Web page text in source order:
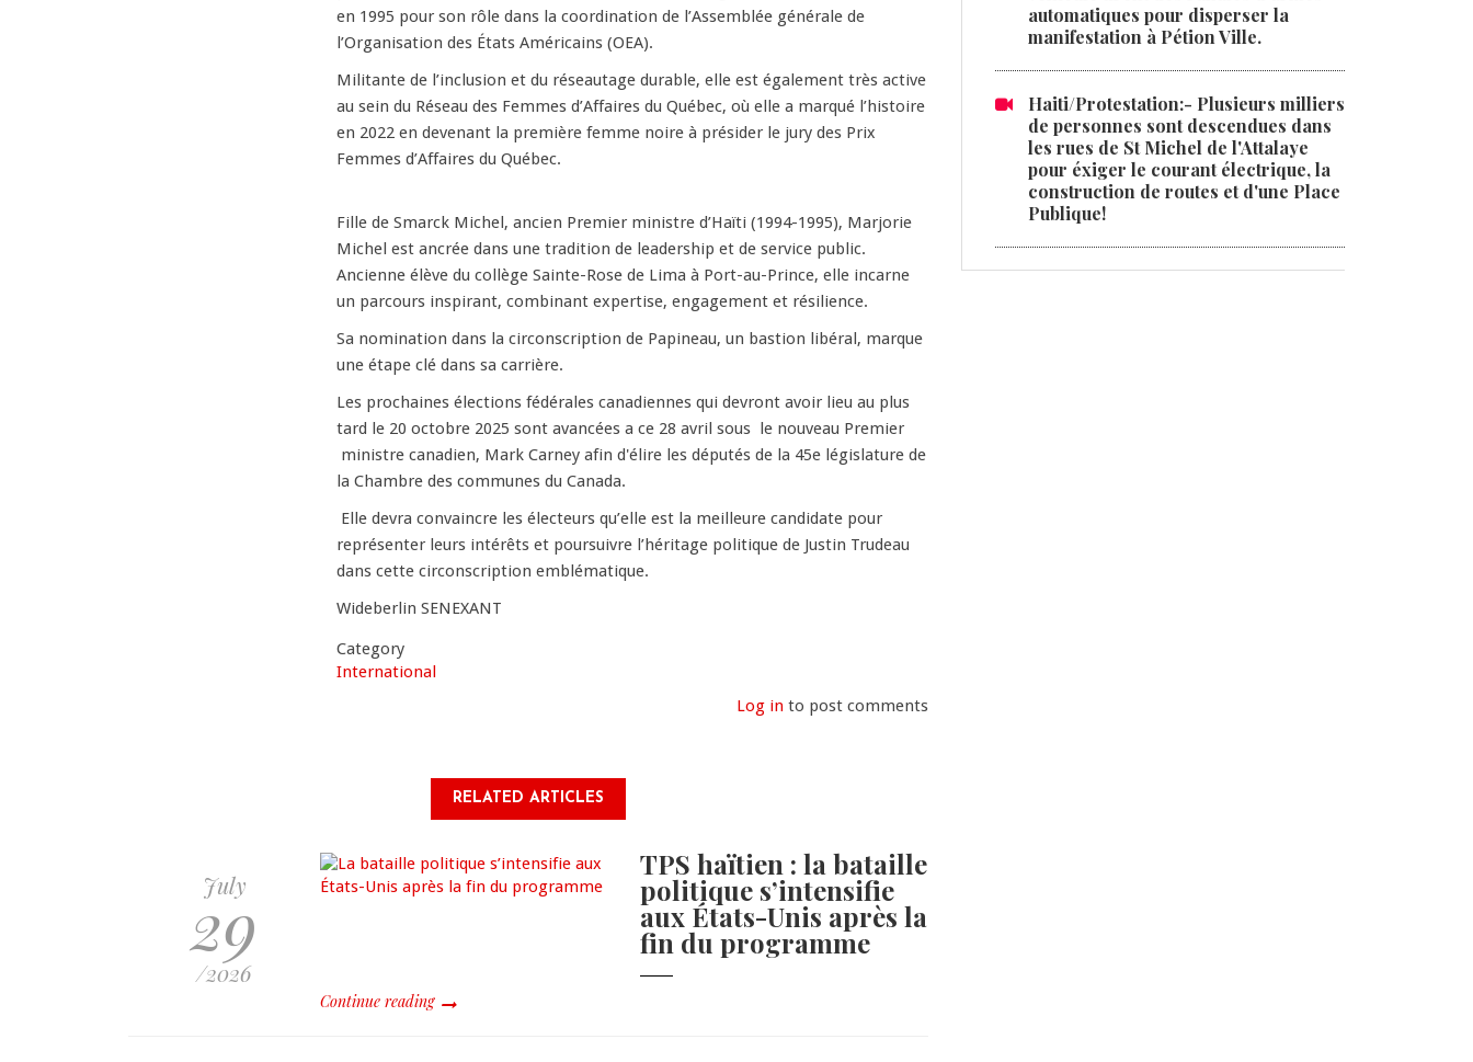
en 1995 pour son rôle dans la coordination de l’Assemblée générale de
l’Organisation des États Américains (OEA).
Militante de l’inclusion et du réseautage durable, elle est également très active
au sein du Réseau des Femmes d’Affaires du Québec, où elle a marqué l’histoire
en 2022 en devenant la première femme noire à présider le jury des Prix
Femmes d’Affaires du Québec.
Fille de Smarck Michel, ancien Premier ministre d’Haïti (1994-1995), Marjorie
Michel est ancrée dans une tradition de leadership et de service public.
Ancienne élève du collège Sainte-Rose de Lima à Port-au-Prince, elle incarne
un parcours inspirant, combinant expertise, engagement et résilience.
Sa nomination dans la circonscription de Papineau, un bastion libéral, marque
une étape clé dans sa carrière.
Les prochaines élections fédérales canadiennes qui devront avoir lieu au plus
tard le 20 octobre 2025 sont avancées a ce 28 avril sous le nouveau Premier
ministre canadien, Mark Carney afin d'élire les députés de la 45e législature de
la Chambre des communes du Canada.
Elle devra convaincre les électeurs qu’elle est la meilleure candidate pour
représenter leurs intérêts et poursuivre l’héritage politique de Justin Trudeau
dans cette circonscription emblématique.
Wideberlin SENEXANT
Category
International
Log in to post comments
RELATED ARTICLES
July
29
/2026
TPS haïtien : la bataille
politique s’intensifie
aux États-Unis après la
fin du programme
Continue reading
automatiques pour disperser la
manifestation à Pétion Ville.
Haiti/Protestation:- Plusieurs milliers
de personnes sont descendues dans
les rues de St Michel de l'Attalaye
pour éxiger le courant électrique, la
construction de routes et d'une Place
Publique!